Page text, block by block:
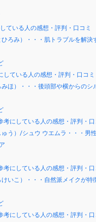
ている人の感想・評判・口コミ
ろみ）・・・肌トラブルを解決
している人の感想・評判・口コミ
ほ）・・・後頭部や横からのシ
考にしている人の感想・評判・口
う）/シュウ ウエムラ・・・男
考にしている人の感想・評判・口
いこ）・・・自然派メイクが特
考にしている人の感想・評判・口